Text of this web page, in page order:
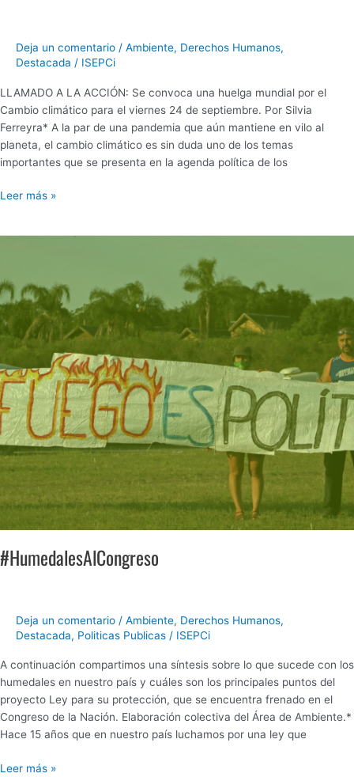
Deja un comentario / Ambiente, Derechos Humanos,
Destacada / ISEPCi
LLAMADO A LA ACCIÓN: Se convoca una huelga mundial por el
Cambio climático para el viernes 24 de septiembre. Por Silvia
Ferreyra* A la par de una pandemia que aún mantiene en vilo al
planeta, el cambio climático es sin duda uno de los temas
importantes que se presenta en la agenda política de los
Leer más »
#HumedalesAlCongreso
Deja un comentario / Ambiente, Derechos Humanos,
Destacada, Politicas Publicas / ISEPCi
A continuación compartimos una síntesis sobre lo que sucede con los
humedales en nuestro país y cuáles son los principales puntos del
proyecto Ley para su protección, que se encuentra frenado en el
Congreso de la Nación. Elaboración colectiva del Área de Ambiente.*
Hace 15 años que en nuestro país luchamos por una ley que
Leer más »